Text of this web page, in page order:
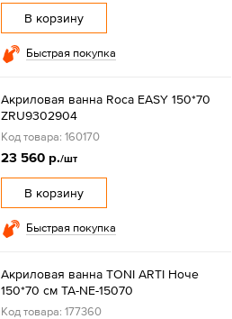
В корзину
Быстрая покупка
Акриловая ванна Roca EASY 150*70
ZRU9302904
Код товара: 160170
23 560 р./шт
В корзину
Быстрая покупка
Акриловая ванна TONI ARTI Ноче
150*70 см TA-NE-15070
Код товара: 177360